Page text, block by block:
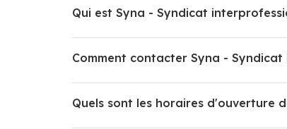
Qui est Syna - Syndicat
Comment contacter Syna -
Quels sont les horaires d'ouverture